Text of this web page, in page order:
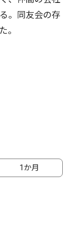
。同友会の存
。
1か月